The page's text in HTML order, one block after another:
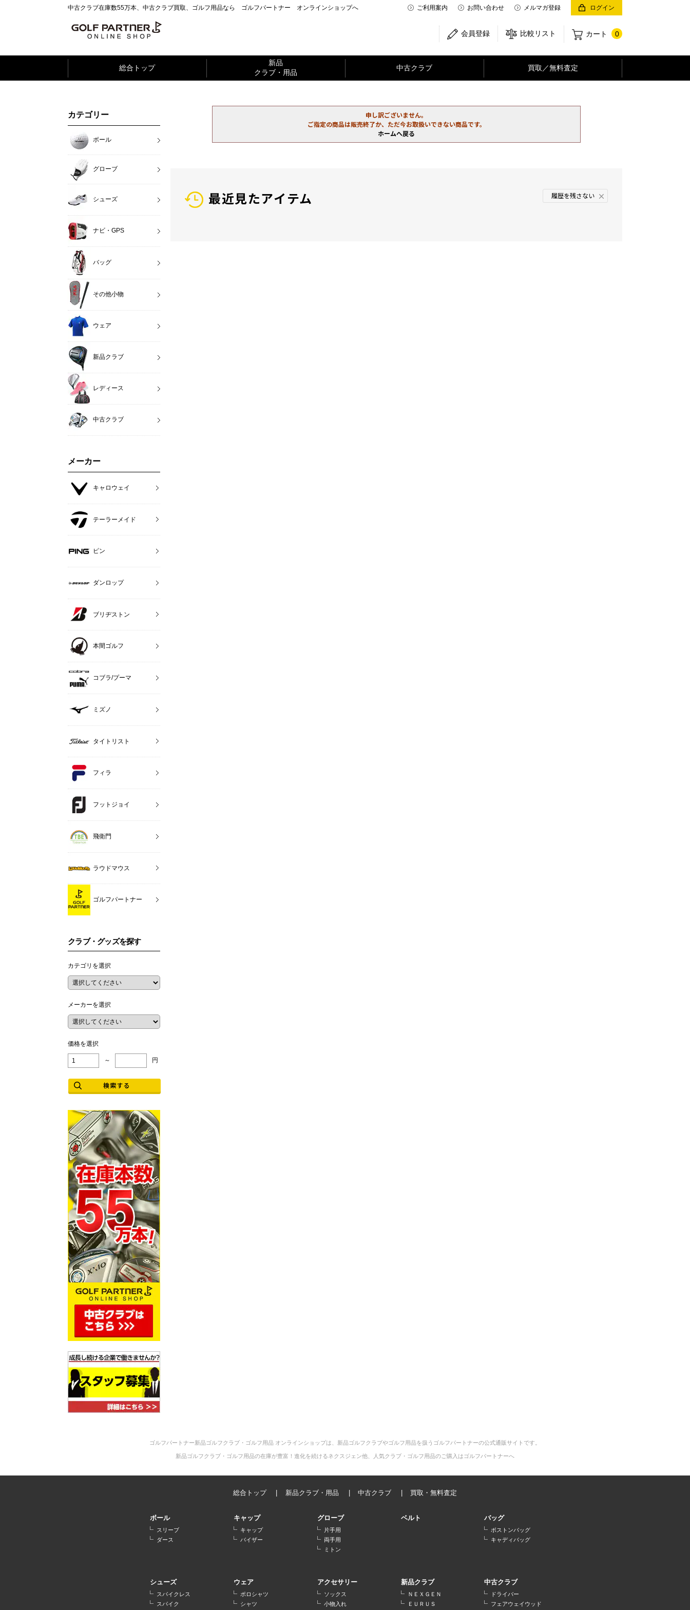
中古クラブ在庫数55万本、中古クラブ買取、ゴルフ用品なら ゴルフパートナー オンラインショップへ ご利用案内 お問い合わせ メルマガ登録 ログイン
カート 0
比較リスト
会員登録
総合トップ
新品
クラブ・用品
中古クラブ 買取／無料査定
申し訳ございません。
ご指定の商品は販売終了か、ただ今お取扱いできない商品です。
ホームへ戻る
最近見たアイテム 履歴を残さない
カテゴリー
ボール
グローブ
シューズ
ナビ・GPS
バッグ
その他小物
ウェア
新品クラブ
レディース
中古クラブ
メーカー
キャロウェイ
テーラーメイド
ピン
ダンロップ
ブリヂストン
本間ゴルフ
コブラ/プーマ
ミズノ
タイトリスト
フィラ
フットジョイ
飛衛門
ラウドマウス
ゴルフパートナー
クラブ・グッズを探す
カテゴリを選択
メーカーを選択
価格を選択
～ 円
ゴルフパートナー新品ゴルフクラブ・ゴルフ用品 オンラインショップは、新品ゴルフクラブやゴルフ用品を扱うゴルフパートナーの公式通販サイトです。
新品ゴルフクラブ・ゴルフ用品の在庫が豊富！進化を続けるネクスジェン他、人気クラブ・ゴルフ用品のご購入はゴルフパートナーへ
総合トップ 新品クラブ・用品 中古クラブ 買取・無料査定
ボール
スリーブ
ダース
キャップ
キャップ
バイザー
グローブ
片手用
両手用
ミトン
ベルト バッグ
ボストンバッグ
キャディバッグ
シューズ
スパイクレス
スパイク
ウェア
ポロシャツ
シャツ
アクセサリー
ソックス
小物入れ
新品クラブ
ＮＥＸＧＥＮ
ＥＵＲＵＳ
中古クラブ
ドライバー
フェアウェイウッド